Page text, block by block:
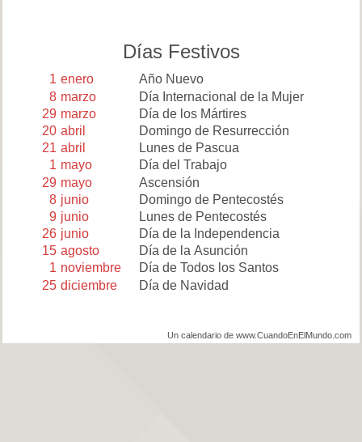
Días Festivos
1 enero
Año Nuevo
8 marzo
Día Internacional de la Mujer
29 marzo
Día de los Mártires
20 abril
Domingo de Resurrección
21 abril
Lunes de Pascua
1 mayo
Día del Trabajo
29 mayo
Ascensión
8 junio
Domingo de Pentecostés
9 junio
Lunes de Pentecostés
26 junio
Día de la Independencia
15 agosto
Día de la Asunción
1 noviembre
Día de Todos los Santos
25 diciembre Día de Navidad
Un calendario de www.CuandoEnElMundo.com